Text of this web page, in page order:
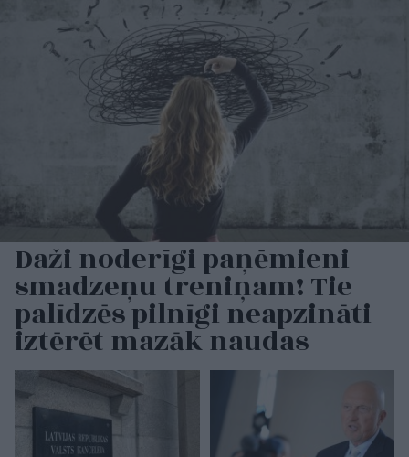
Daži noderīgi paņēmieni
smadzeņu treniņam! Tie
palīdzēs pilnīgi neapzināti
iztērēt mazāk naudas